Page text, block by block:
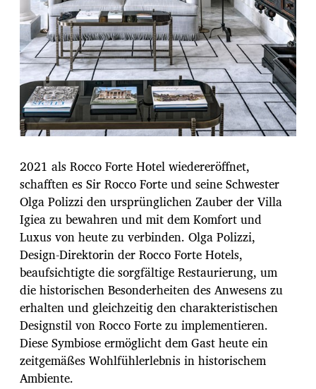
2021 als Rocco Forte Hotel wiedereröffnet,
schafften es Sir Rocco Forte und seine Schwester
Olga Polizzi den ursprünglichen Zauber der Villa
Igiea zu bewahren und mit dem Komfort und
Luxus von heute zu verbinden. Olga Polizzi,
Design-Direktorin der Rocco Forte Hotels,
beaufsichtigte die sorgfältige Restaurierung, um
die historischen Besonderheiten des Anwesens zu
erhalten und gleichzeitig den charakteristischen
Designstil von Rocco Forte zu implementieren.
Diese Symbiose ermöglicht dem Gast heute ein
zeitgemäßes Wohlfühlerlebnis in historischem
Ambiente.